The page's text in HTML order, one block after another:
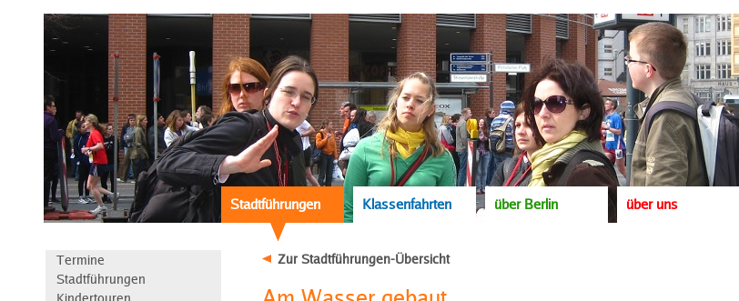
Stadtführungen Klassenfahrten über Berlin über uns
Termine
Stadtführungen
Kindertouren
Zur Stadtführungen-Übersicht